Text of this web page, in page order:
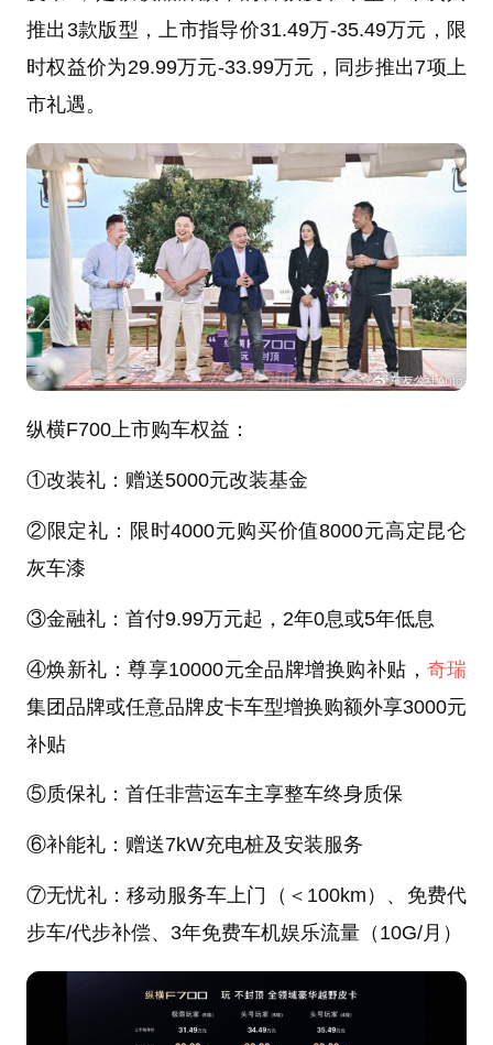
推出3款版型，上市指导价31.49万-35.49万元，限
时权益价为29.99万元-33.99万元，同步推出7项上
市礼遇。
纵横F700上市购车权益：
①改装礼：赠送5000元改装基金
②限定礼：限时4000元购买价值8000元高定昆仑
灰车漆
③金融礼：首付9.99万元起，2年0息或5年低息
④焕新礼：尊享10000元全品牌增换购补贴，奇瑞
集团品牌或任意品牌皮卡车型增换购额外享3000元
补贴
⑤质保礼：首任非营运车主享整车终身质保
⑥补能礼：赠送7kW充电桩及安装服务
⑦无忧礼：移动服务车上门（＜100km）、免费代
步车/代步补偿、3年免费车机娱乐流量（10G/月）